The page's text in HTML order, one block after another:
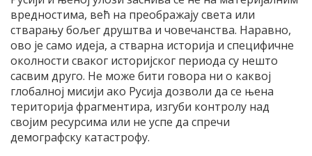
вредностима, већ на преображају света или
стварању бољег друштва и човечанства. Наравно,
ово је само идеја, а стварна историја и специфичне
околности сваког историјског периода су нешто
сасвим друго. Не може бити говора ни о каквој
глобалној мисији ако Русија дозволи да се њена
територија фрагментира, изгуби контролу над
својим ресурсима или не успе да спречи
демографску катастрофу.